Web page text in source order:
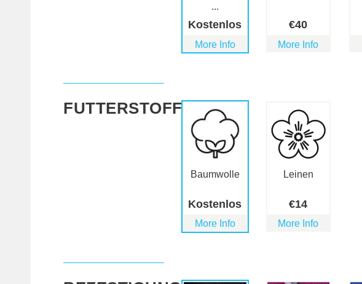
...
Kostenlos
More Info
€40
More Info
FUTTERSTOFF
Baumwolle
Kostenlos
More Info
Leinen
€14
More Info